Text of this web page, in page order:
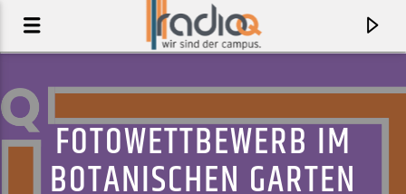
FOTOWETTBEWERB IM
BOTANISCHEN GARTEN